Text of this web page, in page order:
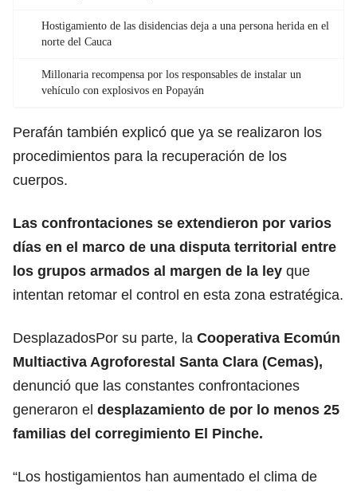
Hostigamiento de las disidencias deja a una persona herida en el
norte del Cauca
Millonaria recompensa por los responsables de instalar un
vehículo con explosivos en Popayán
Perafán también explicó que ya se realizaron los
procedimientos para la recuperación de los
cuerpos.
Las confrontaciones se extendieron por varios
días en el marco de una disputa territorial entre
los grupos armados al margen de la ley que
intentan retomar el control en esta zona estratégica.
DesplazadosPor su parte, la Cooperativa Ecomún
Multiactiva Agroforestal Santa Clara (Cemas),
denunció que las constantes confrontaciones
generaron el desplazamiento de por lo menos 25
familias del corregimiento El Pinche.
“Los hostigamientos han aumentado el clima de